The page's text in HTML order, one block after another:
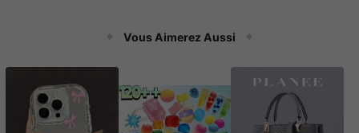
Vous Aimerez Aussi